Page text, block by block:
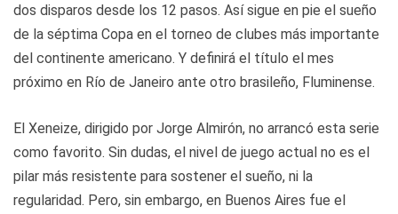
dos disparos desde los 12 pasos. Así sigue en pie el sueño
de la séptima Copa en el torneo de clubes más importante
del continente americano. Y definirá el título el mes
próximo en Río de Janeiro ante otro brasileño, Fluminense.
El Xeneize, dirigido por Jorge Almirón, no arrancó esta serie
como favorito. Sin dudas, el nivel de juego actual no es el
pilar más resistente para sostener el sueño, ni la
regularidad. Pero, sin embargo, en Buenos Aires fue el